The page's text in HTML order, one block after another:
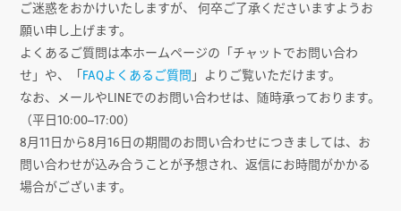
ご迷惑をおかけいたしますが、 何卒ご了承くださいますようお
願い申し上げます。
よくあるご質問は本ホームページの「チャットでお問い合わ
せ」や、「 FAQよくあるご質問 」よりご覧いただけます。
なお、メールやLINEでのお問い合わせは、随時承っております。
（平日10:00–17:00）
8月11日から8月16日の期間のお問い合わせにつきましては、お
問い合わせが込み合うことが予想され、返信にお時間がかかる
場合がございます。